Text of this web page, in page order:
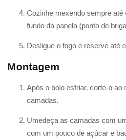
Cozinhe mexendo sempre até
fundo da panela (ponto de
Desligue o fogo e reserve até
Montagem
Após o bolo esfriar, corte-o ao
camadas.
Umedeça as camadas com
com um pouco de açúcar e